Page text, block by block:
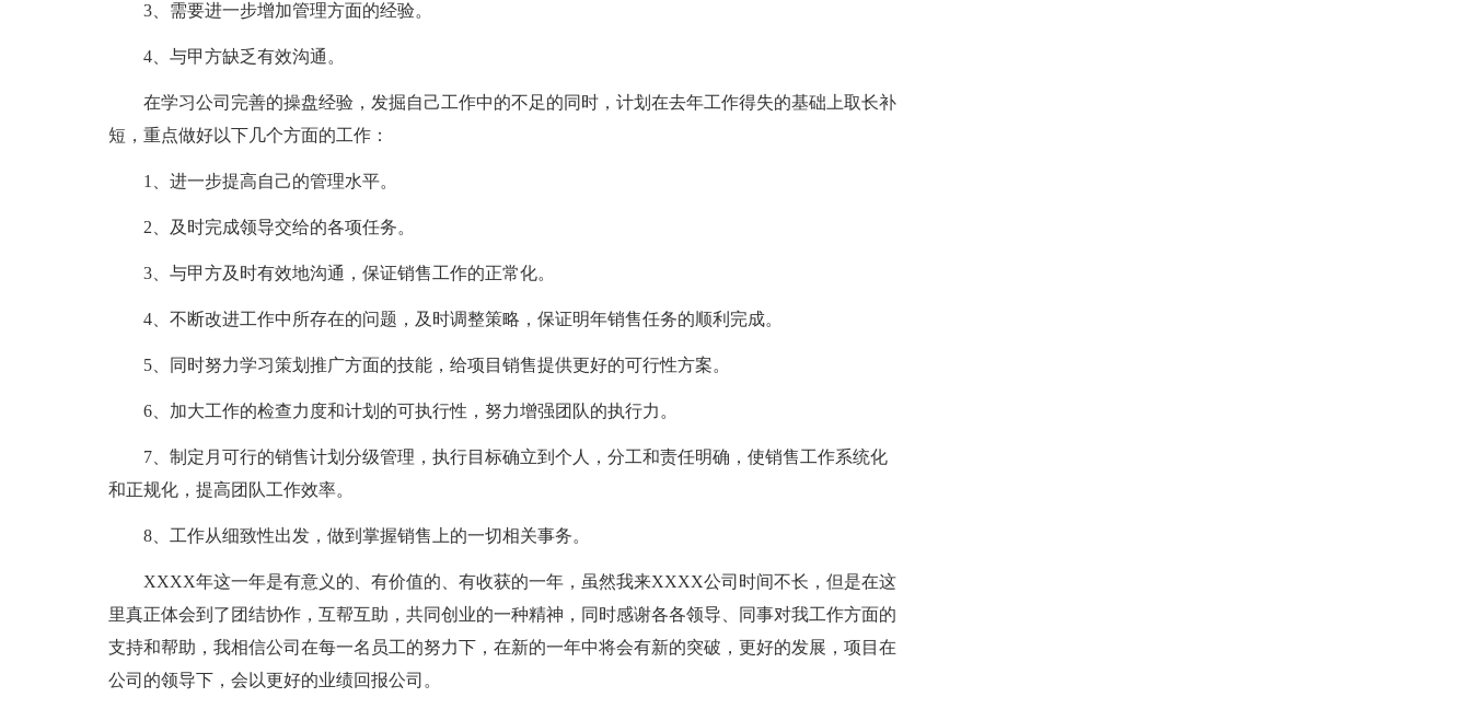
3、需要进一步增加管理方面的经验。
4、与甲方缺乏有效沟通。
在学习公司完善的操盘经验，发掘自己工作中的不足的同时，计划在去年工作得失的基础上取长补
短，重点做好以下几个方面的工作：
1、进一步提高自己的管理水平。
2、及时完成领导交给的各项任务。
3、与甲方及时有效地沟通，保证销售工作的正常化。
4、不断改进工作中所存在的问题，及时调整策略，保证明年销售任务的顺利完成。
5、同时努力学习策划推广方面的技能，给项目销售提供更好的可行性方案。
6、加大工作的检查力度和计划的可执行性，努力增强团队的执行力。
7、制定月可行的销售计划分级管理，执行目标确立到个人，分工和责任明确，使销售工作系统化
和正规化，提高团队工作效率。
8、工作从细致性出发，做到掌握销售上的一切相关事务。
XXXX年这一年是有意义的、有价值的、有收获的一年，虽然我来XXXX公司时间不长，但是在这
里真正体会到了团结协作，互帮互助，共同创业的一种精神，同时感谢各各领导、同事对我工作方面的
支持和帮助，我相信公司在每一名员工的努力下，在新的一年中将会有新的突破，更好的发展，项目在
公司的领导下，会以更好的业绩回报公司。